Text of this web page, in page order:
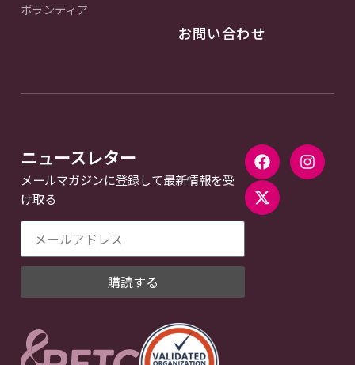
ボランティア
お問い合わせ
ニュースレター
メールマガジンに登録して最新情報を受
け取る
購読する